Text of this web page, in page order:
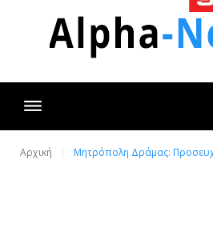
Αρχική Μητρόπολη Δράμας: